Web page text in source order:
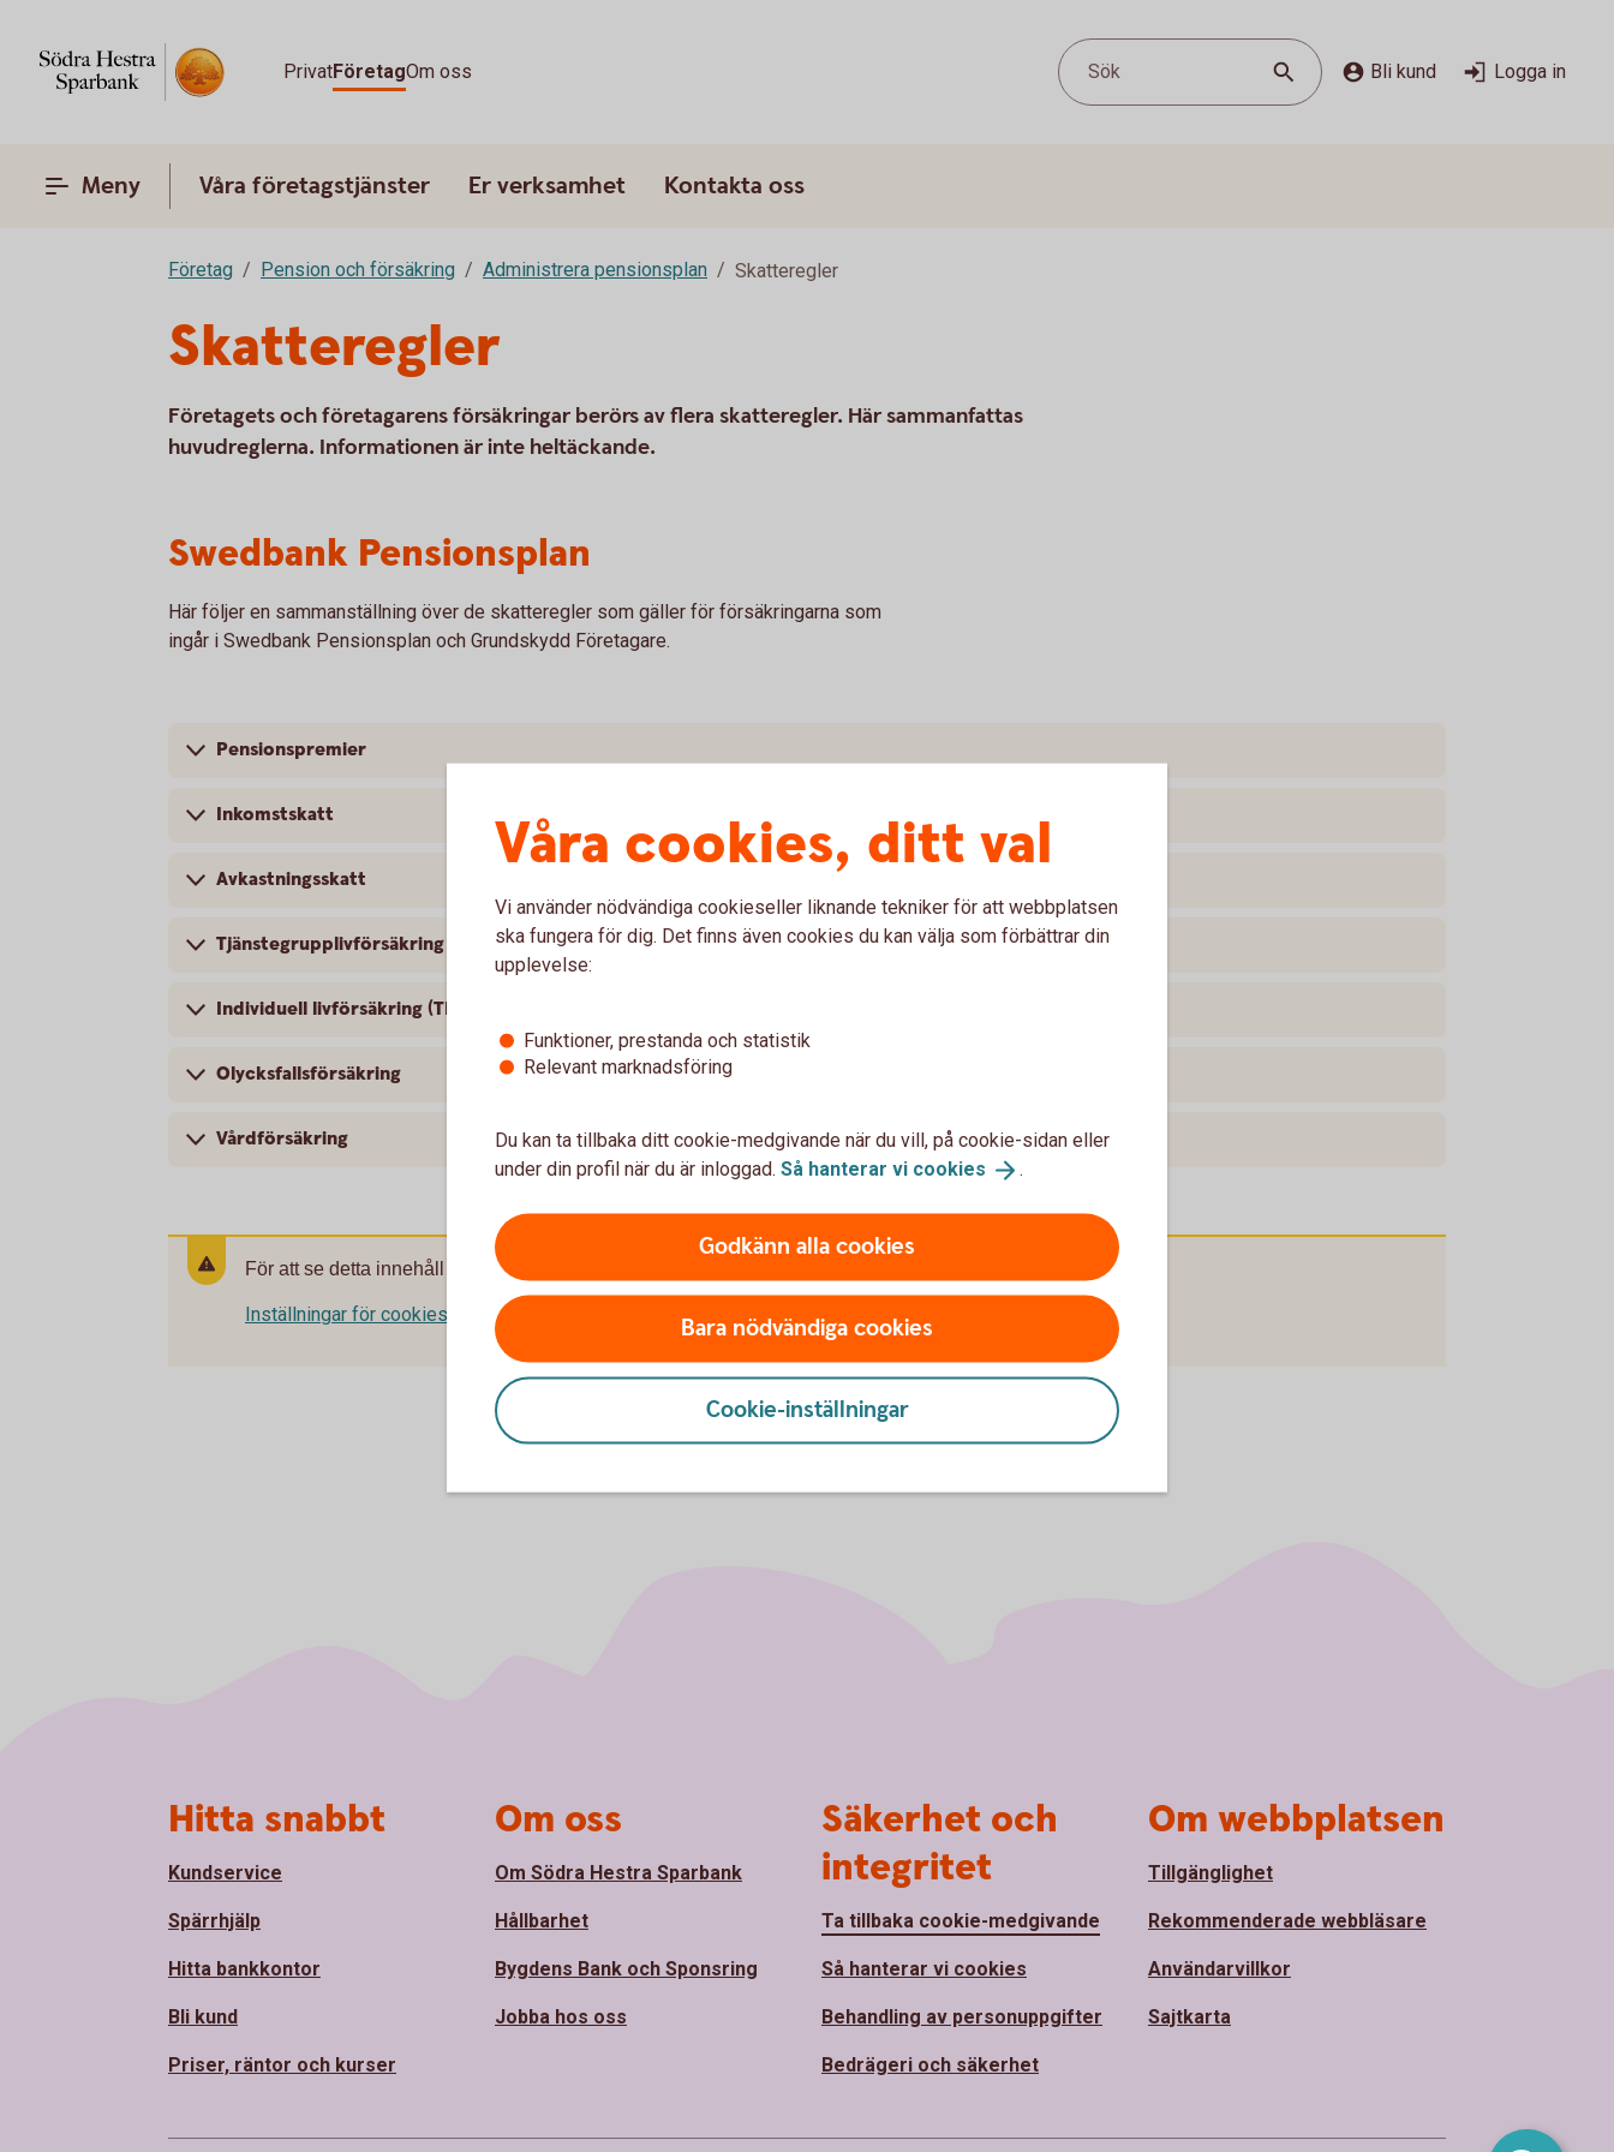
PrivatFöretagOm oss Sök Bli kund Logga in
Meny Våra företagstjänster Er verksamhet Kontakta oss
Företag Pension och försäkring Administrera pensionsplan Skatteregler
Skatteregler
Företagets och företagarens försäkringar berörs av flera skatteregler. Här sammanfattas
huvudreglerna. Informationen är inte heltäckande.
Swedbank Pensionsplan
Här följer en sammanställning över de skatteregler som gäller för försäkringarna som
ingår i Swedbank Pensionsplan och Grundskydd Företagare.
Pensionspremier
Inkomstskatt
Avkastningsskatt
Tjänstegrupplivförsäkring – TGL
Individuell livförsäkring (TNUG)
Olycksfallsförsäkring
Vårdförsäkring
För att se detta innehåll behöver du först godkänna cookies för Funktioner, prestanda och statistik.
Inställningar för cookies
Våra cookies, ditt val
Vi använder nödvändiga cookieseller liknande tekniker för att webbplatsen
ska fungera för dig. Det finns även cookies du kan välja som förbättrar din
upplevelse:
Funktioner, prestanda och statistik
Relevant marknadsföring
Du kan ta tillbaka ditt cookie-medgivande när du vill, på cookie-sidan eller
under din profil när du är inloggad. Så hanterar vi cookies .
Godkänn alla cookies
Bara nödvändiga cookies
Cookie-inställningar
Hitta snabbt
Kundservice
Spärrhjälp
Hitta bankkontor
Bli kund
Priser, räntor och kurser
Om oss
Om Södra Hestra Sparbank
Hållbarhet
Bygdens Bank och Sponsring
Jobba hos oss
Säkerhet och
integritet
Ta tillbaka cookie-medgivande
Så hanterar vi cookies
Behandling av personuppgifter
Bedrägeri och säkerhet
Om webbplatsen
Tillgänglighet
Rekommenderade webbläsare
Användarvillkor
Sajtkarta